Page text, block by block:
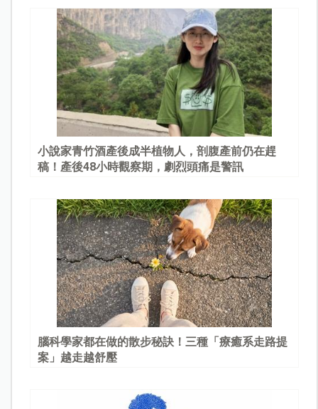
小說家青竹酒產後成半植物人，剖腹產前仍在趕
稿！產後48小時觀察期，劇烈頭痛是警訊
腦科學家都在做的散步秘訣！三種「療癒系走路提
案」越走越舒壓